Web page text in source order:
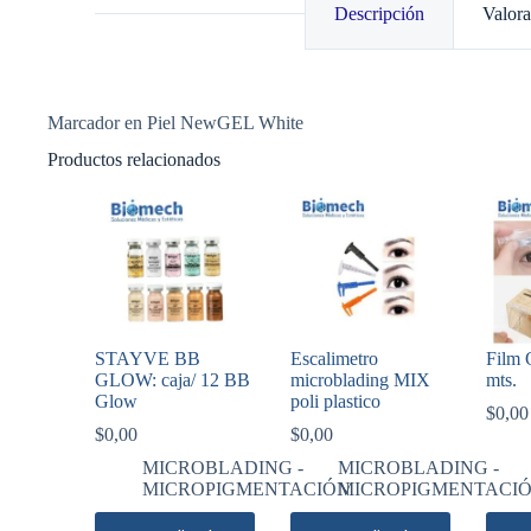
Descripción
Marcador en Piel NewGEL White
Productos relacionados
STAYVE BB
GLOW: caja/ 12 BB
Glow
$0,00
MICROBLADING -
MICROPIGMENTACIÓN
Escalimetro
microblading MIX
poli plastico
$0,00
MICROBLADING -
Film
mts.
$0,00